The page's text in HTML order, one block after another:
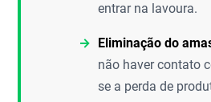
entrar na lavoura.
Eliminação do
não haver contato
se a perda de